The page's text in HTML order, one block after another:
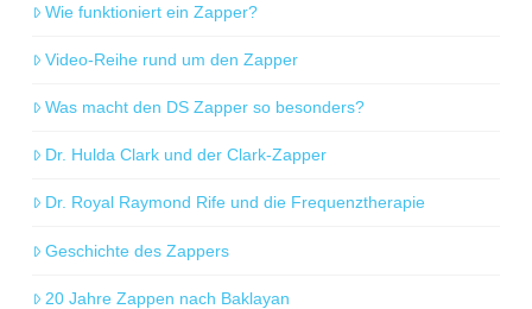
Wie funktioniert ein Zapper?
Video-Reihe rund um den Zapper
Was macht den DS Zapper so besonders?
Dr. Hulda Clark und der Clark-Zapper
Dr. Royal Raymond Rife und die Frequenztherapie
Geschichte des Zappers
20 Jahre Zappen nach Baklayan